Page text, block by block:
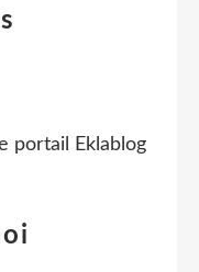
portail Eklablog